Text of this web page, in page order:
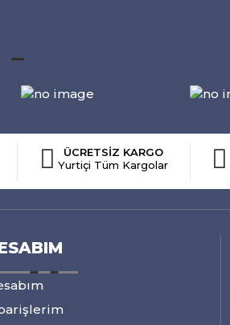
ÜCRETSİZ KARGO
Yurtiçi Tüm Kargolar